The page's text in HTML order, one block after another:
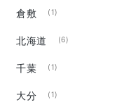
倉敷 (1)
北海道 (6)
千葉 (1)
大分 (1)